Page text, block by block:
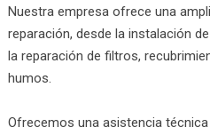
Nuestra empresa ofrece una
reparación, desde la instalación
la reparación de filtros,
humos.
Ofrecemos una asistencia